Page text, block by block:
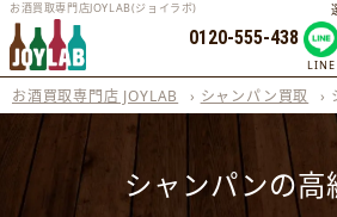
お酒買取専門店JOYLAB(ジョイラボ)
0120-555-438
LINE
お酒買取専門店 JOYLAB › シャンパン買取 ›
シャンパンの高